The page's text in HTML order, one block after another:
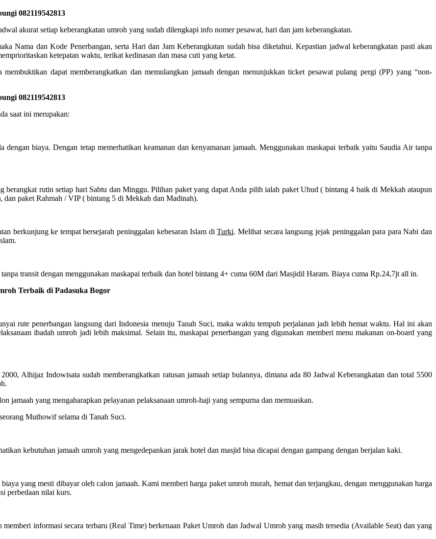
082119542813
akurat setiap keberangkatan umroh yang sudah dilengkapi info nomer pesawat, hari dan jam keberangkatan.
Nama dan Kode Penerbangan, serta Hari dan Jam Keberangkatan sudah bisa diketahui. Kepastian jadwal keberangkatan pasti akan
ketepatan waktu, terikat kedinasan dan masa cuti yang ketat.
dapat memberangkatkan dan memulangkan jamaah dengan menunjukkan ticket pesawat pulang pergi (PP) yang “non-
082119542813
saat ini merupakan:
biaya. Dengan tetap memerhatikan keamanan dan kenyamanan jamaah. Menggunakan maskapai terbaik yaitu Saudia Air tanpa
rutin setiap hari Sabtu dan Minggu. Pilihan paket yang dapat Anda pilih ialah paket Uhud ( bintang 4 baik di Mekkah ataupun
paket Rahmah / VIP ( bintang 5 di Mekkah dan Madinah).
berkunjung ke tempat bersejarah peninggalan kebesaran Islam diTurki. Melihat secara langsung jejak peninggalan para para Nabi dan
transit dengan menggunakan maskapai terbaik dan hotel bintang 4+ cuma 60M dari Masjidil Haram. Biaya cuma Rp.24,7jt all in.
Terbaik di Padasuka Bogor
rute penerbangan langsung dari Indonesia menuju Tanah Suci, maka waktu tempuh perjalanan jadi lebih hemat waktu. Hal ini akan
ibadah umroh jadi lebih maksimal. Selain itu, maskapai penerbangan yang digunakan memberi menu makanan on-board yang
Alhijaz Indowisata sudah memberangkatkan ratusan jamaah setiap bulannya, dimana ada 80 Jadwal Keberangkatan dan total 5500
jamaah yang mengaharapkan pelayanan pelaksanaan umroh-haji yang sempurna dan memuaskan.
Muthowif selama di Tanah Suci.
kebutuhan jamaah umroh yang mengedepankan jarak hotel dan masjid bisa dicapai dengan gampang dengan berjalan kaki.
yang mesti dibayar oleh calon jamaah. Kami memberi harga paket umroh murah, hemat dan terjangkau, dengan menggunakan harga
perbedaan nilai kurs.
informasi secara terbaru (Real Time) berkenaan Paket Umroh dan Jadwal Umroh yang masih tersedia (Available Seat) dan yang